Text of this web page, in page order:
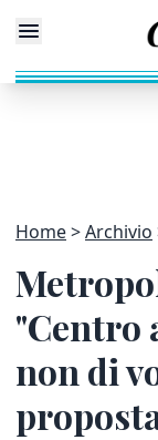
Home Archivio
"Centro
non di